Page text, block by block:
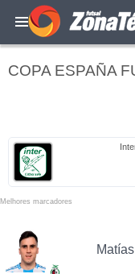
COPA ESPAÑA
Melhores marcadores